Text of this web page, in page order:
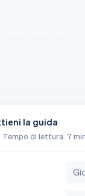
la guida
Tempo di lettura: 7